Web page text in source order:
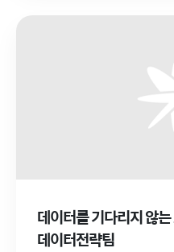
데이터를 기다리지 않
데이터전략팀